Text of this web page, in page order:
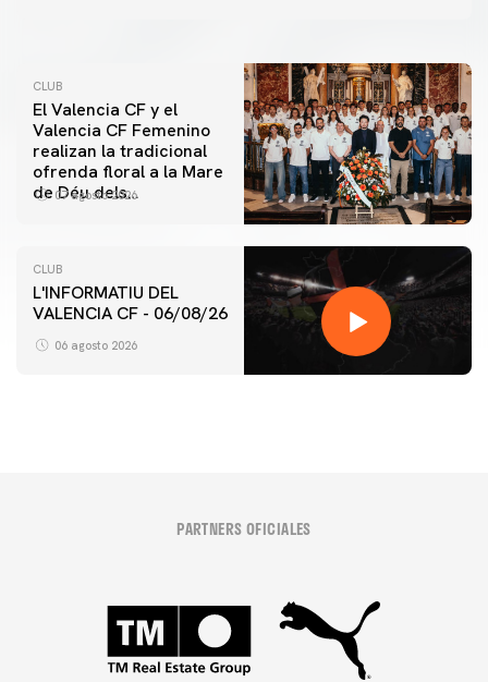
CLUB
El Valencia CF y el
Valencia CF Femenino
realizan la tradicional
ofrenda floral a la Mare
de Déu dels
07 agosto 2026
CLUB
L'INFORMATIU DEL
VALENCIA CF - 06/08/26
06 agosto 2026
PARTNERS OFICIALES